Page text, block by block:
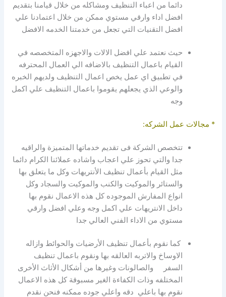
دائما من اعباء التنظيف ومشاكله من خلال قيامنا بتقديم
افضل اداء وارقي مستوي ممكن من خلال اعتمادنا علي
افضل التقنيات التي تجعل من خدمتنا الخدمه الافضل
حيث نعتمد علي افضل الالات والاجهزه المتخصصه في
القيام باعمال التنظيف بالاضافه الي العمال المحترفه
في تطبيق اي عمل يخص اعمال التنظيف ولديهم الخبره
والوعي الذي يجعلهم يقوموا باعمال التنظيف علي اكمل
وجه
* مجالات عمل الشركه:
تتخصص الشركة فى تقديم خدماتها المتميزة والراقيه
جدا والتي تحوز علي اعجاب واشاده عملائنا الكرام دائما
مثل القيام بأعمال تنظيف الأنتريهات وكل ما يتعلق بها
والستائر والموكيت والكنب والموكيت والسجاد وكل
انواع المفارش الموجوده كل هذه الاعمال نقوم بها
داخل الانتريهات علي اكمل وجه وعلي افضل وارقي
مستوي من الاداء الفني العالي جدا
كما نقوم بأعمال تنظيف الأرضيات والحوائط وازاله
الاوساخ والاتربه العالقه بها ونقوم باعمال تنظيف
السفر والصالونات وغيرها من أشكال الأثاث الأخرى
المختلفه وذات الكفاءة الغير مسبوقة كل هذه الاعمال
نقوم بها باعلي دقه واعلي جوده ممكنه فنحن نقدم